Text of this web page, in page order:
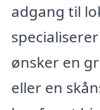
adgang til
ønsker en
eller en